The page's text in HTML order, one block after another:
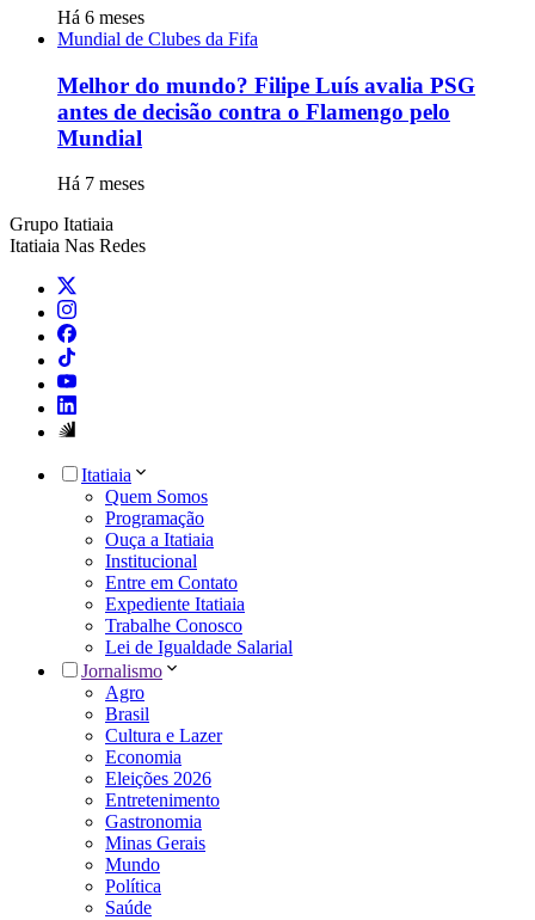
Há 6 meses
Mundial de Clubes da Fifa
Melhor do mundo? Filipe Luís avalia PSG
antes de decisão contra o Flamengo pelo
Mundial
Há 7 meses
Grupo Itatiaia
Itatiaia Nas Redes
Itatiaia
Quem Somos
Programação
Ouça a Itatiaia
Institucional
Entre em Contato
Expediente Itatiaia
Trabalhe Conosco
Lei de Igualdade Salarial
Jornalismo
Agro
Brasil
Cultura e Lazer
Economia
Eleições 2026
Entretenimento
Gastronomia
Minas Gerais
Mundo
Política
Saúde